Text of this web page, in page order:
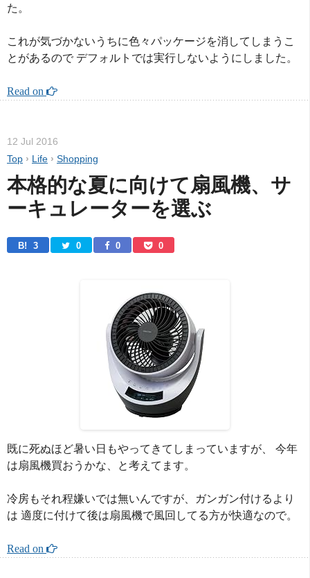
た。
これが気づかないうちに色々パッケージを消してしまうこ
とがあるので デフォルトでは実行しないようにしました。
Read on
12 Jul 2016
Top › Life › Shopping
本格的な夏に向けて扇風機、サ
ーキュレーターを選ぶ
B! 3 0 0 0
既に死ぬほど暑い日もやってきてしまっていますが、 今年
は扇風機買おうかな、と考えてます。
冷房もそれ程嫌いでは無いんですが、ガンガン付けるより
は 適度に付けて後は扇風機で風回してる方が快適なので。
Read on